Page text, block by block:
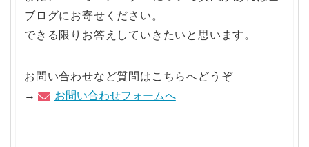
ブログにお寄せください。
できる限りお答えしていきたいと思います。
お問い合わせなど質問はこちらへどうぞ
→
お問い合わせフォームへ